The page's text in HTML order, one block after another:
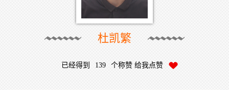
杜凯繁
已经得到 139 个称赞 给我点赞